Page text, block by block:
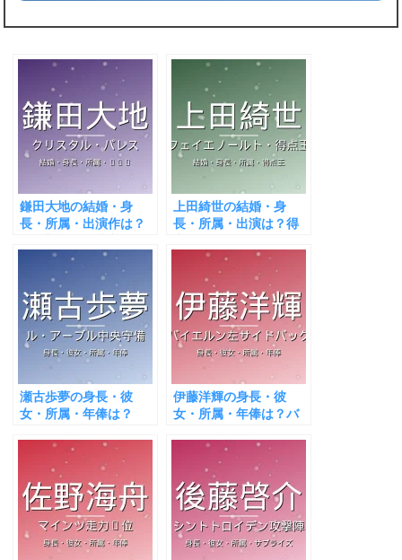
鎌田大地の結婚・身
長・所属・出演作は？
上田綺世の結婚・身
長・所属・出演は？得
瀬古歩夢の身長・彼
女・所属・年俸は？
伊藤洋輝の身長・彼
女・所属・年俸は？バ